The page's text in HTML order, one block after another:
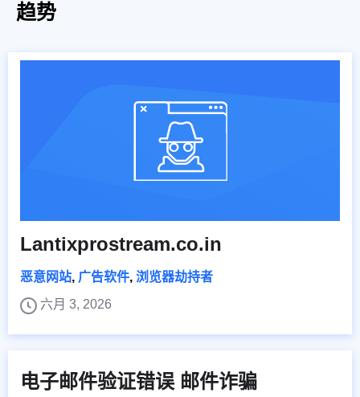
趋势
Lantixprostream.co.in
恶意网站, 广告软件, 浏览器劫持者
六月 3, 2026
电子邮件验证错误 邮件诈骗